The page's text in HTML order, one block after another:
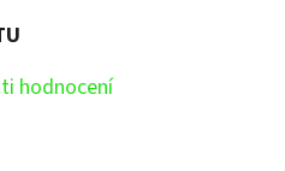
hodnocení